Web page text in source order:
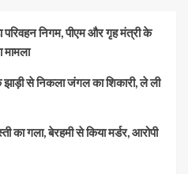
निगम, पीएम और गृह मंत्री के
से निकला जंगल का शिकारी, ले ली
का गला, बेरहमी से किया मर्डर, आरोपी